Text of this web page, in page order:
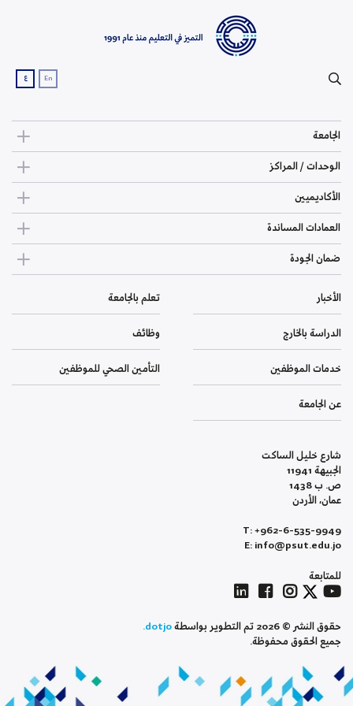
En ع
الجامعة
الوحدات / المراكز
الأكاديميين
العمادات المساندة
ضمان الجودة
الأخبار تعلم بالجامعة
الدراسة بالخارج وظائف
خدمات الموظفين التأمين الصحي للموظفين
عن الجامعة
شارع خليل الساكت
الجبيهة 11941
ص. ب 1438
عمان، الأردن
T: +962-6-535-9949
E: info@psut.edu.jo
للمتابعة
حقوق النشر © 2026 تم التطوير بواسطة
dotjo.
جميع الحقوق محفوظة.